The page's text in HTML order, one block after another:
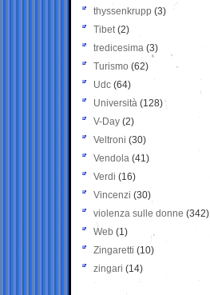
thyssenkrupp (3)
Tibet(2)
tredicesima (3)
Turismo (62)
Udc (64)
Università (128)
V-Day (2)
Veltroni (30)
Vendola (41)
Verdi (16)
Vincenzi (30)
violenza sulle donne (342)
Web (1)
Zingaretti (10)
zingari (14)